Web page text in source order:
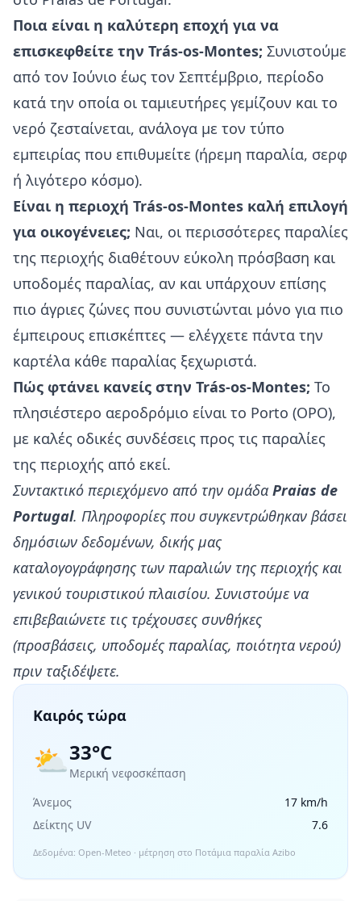
Ποια είναι η καλύτερη εποχή για να
επισκεφθείτε την Trás-os-Montes; Συνιστούμε
από τον Ιούνιο έως τον Σεπτέμβριο, περίοδο
κατά την οποία οι ταμιευτήρες γεμίζουν και το
νερό ζεσταίνεται, ανάλογα με τον τύπο
εμπειρίας που επιθυμείτε (ήρεμη παραλία, σερφ
ή λιγότερο κόσμο).
Είναι η περιοχή Trás-os-Montes καλή επιλογή
για οικογένειες; Ναι, οι περισσότερες παραλίες
της περιοχής διαθέτουν εύκολη πρόσβαση και
υποδομές παραλίας, αν και υπάρχουν επίσης
πιο άγριες ζώνες που συνιστώνται μόνο για πιο
έμπειρους επισκέπτες — ελέγχετε πάντα την
καρτέλα κάθε παραλίας ξεχωριστά.
Πώς φτάνει κανείς στην Trás-os-Montes; Το
πλησιέστερο αεροδρόμιο είναι το Porto (OPO),
με καλές οδικές συνδέσεις προς τις παραλίες
της περιοχής από εκεί.
Συντακτικό περιεχόμενο από την ομάδα Praias de
Portugal. Πληροφορίες που συγκεντρώθηκαν βάσει
δημόσιων δεδομένων, δικής μας
καταλογογράφησης των παραλιών της περιοχής και
γενικού τουριστικού πλαισίου. Συνιστούμε να
επιβεβαιώνετε τις τρέχουσες συνθήκες
(προσβάσεις, υποδομές παραλίας, ποιότητα νερού)
πριν ταξιδέψετε.
Καιρός τώρα
⛅33°C
Μερική νεφοσκέπαση
Άνεμος
17 km/h
Δείκτης UV
7.6
Δεδομένα: Open-Meteo · μέτρηση στο Ποτάμια παραλία Azibo